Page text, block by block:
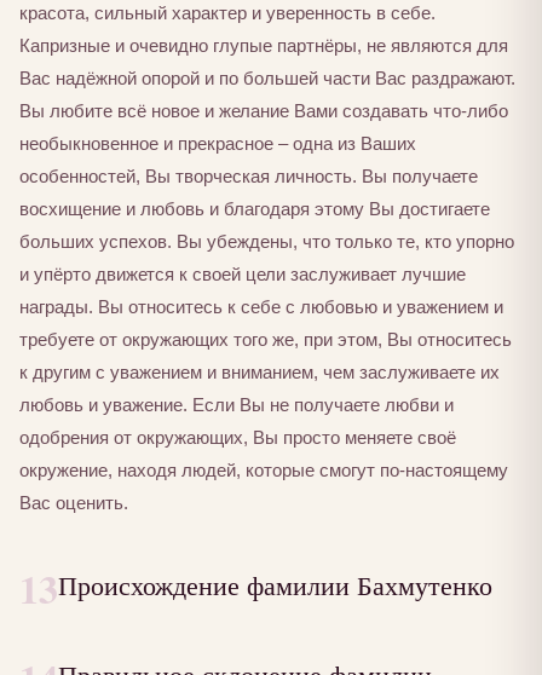
красота, сильный характер и уверенность в себе.
Капризные и очевидно глупые партнёры, не являются для
Вас надёжной опорой и по большей части Вас раздражают.
Вы любите всё новое и желание Вами создавать что-либо
необыкновенное и прекрасное – одна из Ваших
особенностей, Вы творческая личность. Вы получаете
восхищение и любовь и благодаря этому Вы достигаете
больших успехов. Вы убеждены, что только те, кто упорно
и упёрто движется к своей цели заслуживает лучшие
награды. Вы относитесь к себе с любовью и уважением и
требуете от окружающих того же, при этом, Вы относитесь
к другим с уважением и вниманием, чем заслуживаете их
любовь и уважение. Если Вы не получаете любви и
одобрения от окружающих, Вы просто меняете своё
окружение, находя людей, которые смогут по-настоящему
Вас оценить.
13Происхождение фамилии Бахмутенко